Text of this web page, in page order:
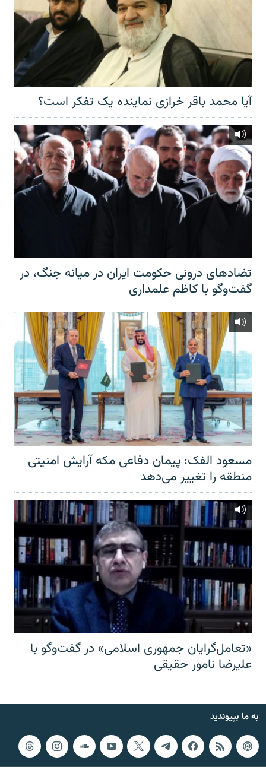
آیا محمد باقر خرازی نماینده یک تفکر است؟
تضادهای درونی حکومت ایران در میانه جنگ، در
گفت‌‌وگو با کاظم علمداری
مسعود الفک: پیمان دفاعی مکه آرایش امنیتی
منطقه را تغییر می‌دهد
«تعامل‌گرایان جمهوری اسلامی» در گفت‌وگو با
علیرضا نامور حقیقی
به ما بپیوندید